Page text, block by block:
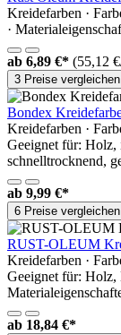
Kreidefarben ·
·
ab 6,89 €* (55,12
3 Preise vergleichen
Bondex
Kreidefarben ·
Geeignet für: Holz,
schnelltrocknend,
ab 9,99 €*
6 Preise vergleichen
RUST-OLEUM
Kreidefarben ·
Geeignet für: Holz,
ab 18,84 €*